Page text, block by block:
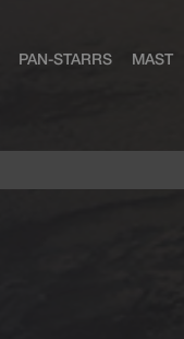
PAN-STARRS MAST